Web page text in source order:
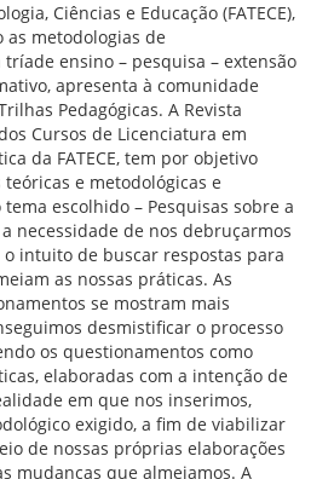
Ciências e Educação (FATECE),
metodologias de
ensino – pesquisa – extensão
apresenta à comunidade
Pedagógicas. A Revista
Cursos de Licenciatura em
da FATECE, tem por objetivo
e metodológicas e
escolhido – Pesquisas sobre a
a necessidade de nos debruçarmos
o intuito de buscar respostas para
as nossas práticas. As
se mostram mais
desmistificar o processo
os questionamentos como
elaboradas com a intenção de
em que nos inserimos,
exigido, a fim de viabilizar
de nossas próprias elaborações
mudanças que almejamos. A